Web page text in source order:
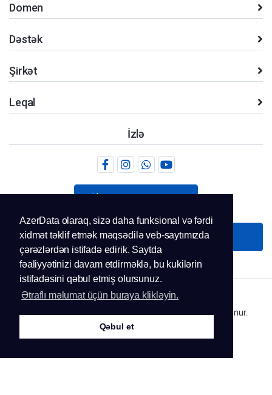
AzerData olaraq, sizə daha funksional və fərdi
xidmət təklif etmək məqsədilə veb-saytımızda
çərəzlərdən istifadə edirik. Saytda
fəaliyyətinizi davam etdirməklə, bu kukilərin
istifadəsini qəbul etmiş olursunuz.
Ətraflı məlumat üçün buraya klikləyin.
Qəbul et
Domen
Dəstək
Şirkət
Leqal
İzlə
+994.51 281 41 11
Bizimlə əlaqə saxlayın
Müəllif hüquqları © 2026 AzerData. Bütün hüquqlar qorunur.